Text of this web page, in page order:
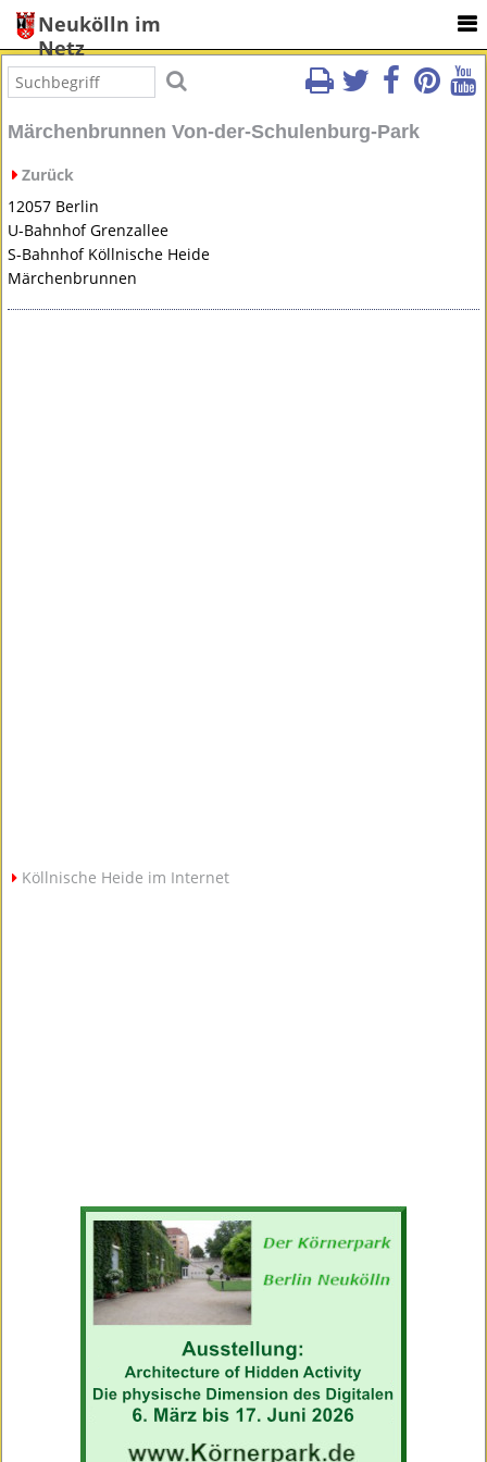
Neukölln im
Netz
Märchenbrunnen Von-der-Schulenburg-Park
Zurück
12057 Berlin
U-Bahnhof Grenzallee
S-Bahnhof Köllnische Heide
Märchenbrunnen
Köllnische Heide im Internet